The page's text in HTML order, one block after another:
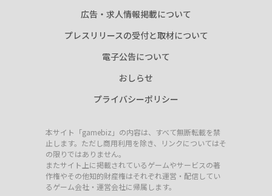
広告・求人情報掲載について
プレスリリースの受付と取材について
電子公告について
おしらせ
プライバシーポリシー
本サイト「gamebiz」の内容は、すべて無断転載を禁
止します。ただし商用利用を除き、リンクについてはそ
の限りではありません。
またサイト上に掲載されているゲームやサービスの著
作権やその他知的財産権はそれぞれ運営・配信してい
るゲーム会社・運営会社に帰属します。